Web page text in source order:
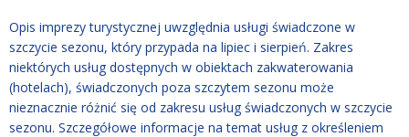
Opis imprezy turystycznej uwzględnia usługi świadczone w
szczycie sezonu, który przypada na lipiec i sierpień. Zakres
niektórych usług dostępnych w obiektach zakwaterowania
(hotelach), świadczonych poza szczytem sezonu może
nieznacznie różnić się od zakresu usług świadczonych w szczycie
sezonu. Szczegółowe informacje na temat usług z określeniem